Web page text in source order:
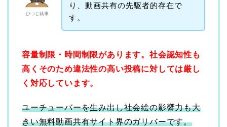
ひつじ執事
り、動画共有の先駆者的存在で
す。
容量制限・時間制限があります。社会認知性も
高くそのため違法性の高い投稿に対しては厳し
く対応しています。
ユーチューバーを生み出し社会絵の影響力も大
きい無料動画共有サイト界のガリバーです。